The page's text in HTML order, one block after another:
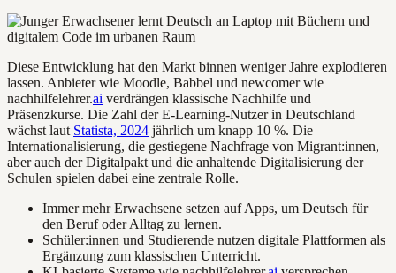
Diese Entwicklung hat den Markt binnen weniger Jahre explodieren
lassen. Anbieter wie Moodle, Babbel und newcomer wie
nachhilfelehrer.ai verdrängen klassische Nachhilfe und
Präsenzkurse. Die Zahl der E-Learning-Nutzer in Deutschland
wächst laut Statista, 2024 jährlich um knapp 10 %. Die
Internationalisierung, die gestiegene Nachfrage von Migrant:innen,
aber auch der Digitalpakt und die anhaltende Digitalisierung der
Schulen spielen dabei eine zentrale Rolle.
Immer mehr Erwachsene setzen auf Apps, um Deutsch für
den Beruf oder Alltag zu lernen.
Schüler:innen und Studierende nutzen digitale Plattformen als
Ergänzung zum klassischen Unterricht.